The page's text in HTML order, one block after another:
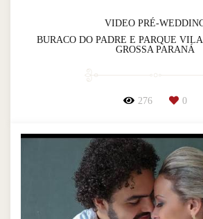
VIDEO PRÉ-
BURACO DO PADRE E PARQUE
GROSSA PARANÁ
276 0